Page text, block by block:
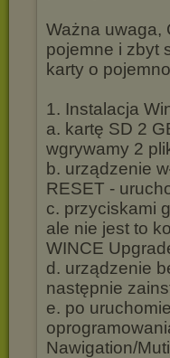
Ważna uwaga,
pojemne i zbyt
karty o
1. Instalacja
a. kartę SD 2
wgrywamy 2
b. urządzenie
RESET -
c. przyciskami
ale nie jest to
WINCE
d. urządzenie
następnie
e. po
Nawigation/